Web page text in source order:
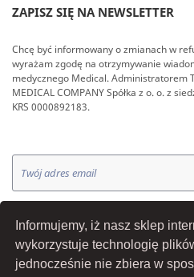
Informujemy, iż nasz sklep
wykorzystuje technologię
jednocześnie nie zbiera w
ZAPISZ SIĘ NA NEWSLETTER
Chcę być informowany o zmianach w
wyrażam zgodę na otrzymywanie
medycznego Medical. Administratorem
MEDICAL COMPANY Spółka z o. o. z
KRS 0000892183.
OK